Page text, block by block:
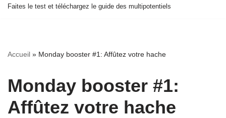
Faites le test et téléchargez le guide des multipotentiels
Accueil » Monday booster #1: Affûtez votre hache
Monday booster #1:
Affûtez votre hache